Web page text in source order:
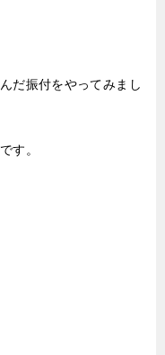
だ振付をやってみまし
す。